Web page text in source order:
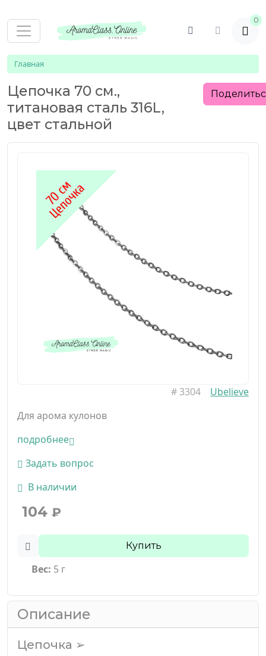
0
Главная
Цепочка 70 см.,
титановая сталь 316L,
цвет стальной
#3304
Ubelieve
Для арома кулонов
подробнее
Задать вопрос
В наличии
104 ₽
Купить
Вес: 5 г
Описание
Цепочка ➢